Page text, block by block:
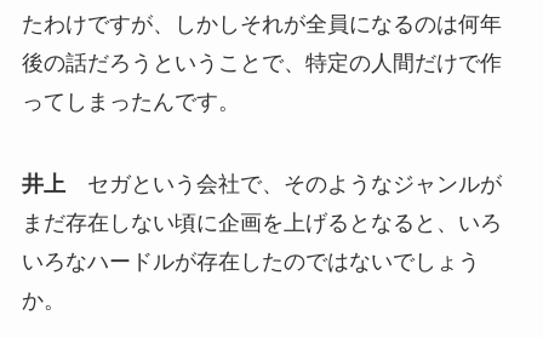
たわけですが、しかしそれが全員になるのは何年
後の話だろうということで、特定の人間だけで作
ってしまったんです。
井上セガという会社で、そのようなジャンルが
まだ存在しない頃に企画を上げるとなると、いろ
いろなハードルが存在したのではないでしょう
か。